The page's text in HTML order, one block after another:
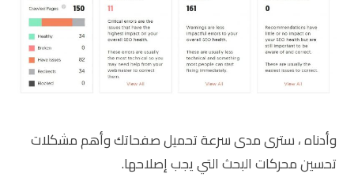
وأدناه ، سترى مدى سرعة تحميل صفحاتك وأهم مشكلات
تحسين محركات البحث التي يجب إصلاحها.